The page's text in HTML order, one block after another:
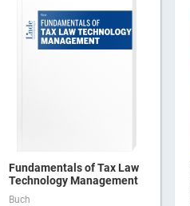
Fundamentals of Tax Law
Technology Management
Buch